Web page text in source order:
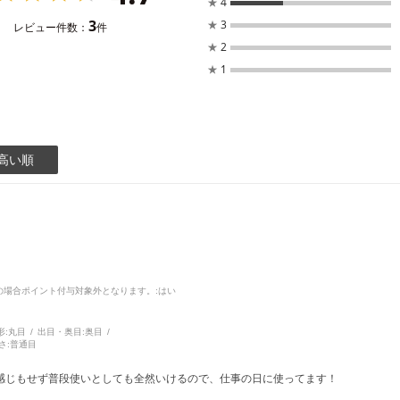
レビュー件数： 3件 ★ 3
★ 2
★ 1
い順
合ポイント付与対象外となります。 :はい
:丸目 出目・奥目:奥目
:普通目
もせず普段使いとしても全然いけるので、仕事の日に使ってます！